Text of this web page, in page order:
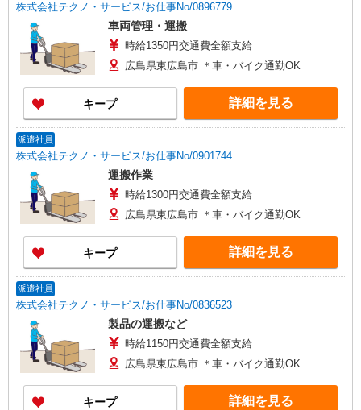
株式会社テクノ・サービス/お仕事No/0896779
車両管理・運搬
時給1350円交通費全額支給
広島県東広島市 ＊車・バイク通勤OK
キープ 詳細を見る
派遣社員
株式会社テクノ・サービス/お仕事No/0901744
運搬作業
時給1300円交通費全額支給
広島県東広島市 ＊車・バイク通勤OK
キープ 詳細を見る
派遣社員
株式会社テクノ・サービス/お仕事No/0836523
製品の運搬など
時給1150円交通費全額支給
広島県東広島市 ＊車・バイク通勤OK
キープ 詳細を見る